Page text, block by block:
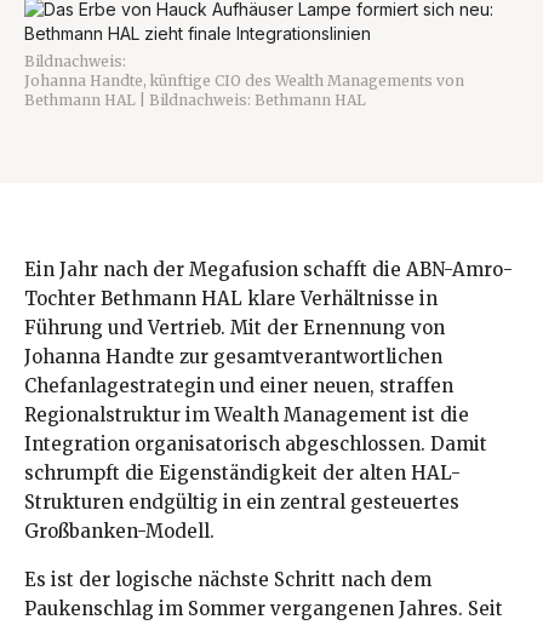
Bildnachweis:
Johanna Handte, künftige CIO des Wealth Managements von
Bethmann HAL | Bildnachweis: Bethmann HAL
Ein Jahr nach der Megafusion schafft die ABN-Amro-
Tochter Bethmann HAL klare Verhältnisse in
Führung und Vertrieb. Mit der Ernennung von
Johanna Handte zur gesamtverantwortlichen
Chefanlagestrategin und einer neuen, straffen
Regionalstruktur im Wealth Management ist die
Integration organisatorisch abgeschlossen. Damit
schrumpft die Eigenständigkeit der alten HAL-
Strukturen endgültig in ein zentral gesteuertes
Großbanken-Modell.
Es ist der logische nächste Schritt nach dem
Paukenschlag im Sommer vergangenen Jahres. Seit